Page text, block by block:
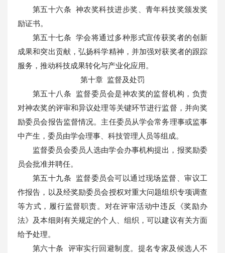
第五十六条 神农奖科技进步奖、青年科技奖颁发奖
励证书。
第五十七条 学会将通过多种形式宣传获奖者的创新
成果和突出贡献，弘扬科学精神，并加强对获奖者的跟踪
服务，推动科技成果转化与产业化应用。
第十章 监督及处罚
第五十八条 监督委员会是神农奖的监督机构，负责
对神农奖的评审和异议处理等关键环节进行监督，并向奖
励委员会报告监督情况。主任委员从学会常务理事或监事
中产生，委员由学会理事、科技管理人员等组成。
监督委员会委员人选由学会办事机构提出，报奖励委
员会批准并聘任。
第五十九条 监督委员会可以通过现场监督、审议工
作报告，以及经奖励委员会授权对重大问题组织专项调查
等方式，履行监督职责。对在评审活动中违反《奖励办
法》及本细则有关规定的个人、组织，可以建议有关方面
给予处理。
第六十条 评审实行回避制度。提名专家及候选人不